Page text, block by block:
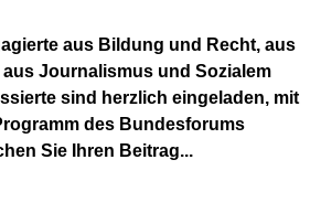
aus Bildung und Recht, aus
Journalismus und Sozialem
sind herzlich eingeladen, mit
des Bundesforums
Sie Ihren Beitrag...